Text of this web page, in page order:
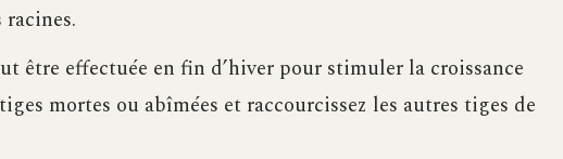
être effectuée en fin d’hiver pour stimuler la croissance
mortes ou abîmées et raccourcissez les autres tiges de